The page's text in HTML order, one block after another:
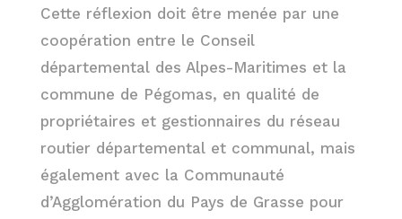
Cette réflexion doit être menée par une
coopération entre le Conseil
départemental des Alpes-Maritimes et la
commune de Pégomas, en qualité de
propriétaires et gestionnaires du réseau
routier départemental et communal, mais
également avec la Communauté
d’Agglomération du Pays de Grasse pour